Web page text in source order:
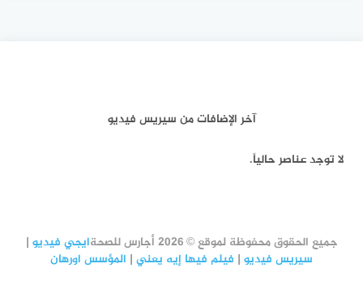
آخر الإضافات من سيريس فيديو
لا توجد عناصر حالياً.
جميع الحقوق محفوظة لموقع © 2026 أجارس للصحة ايجي فيديو |
سيريس فيديو | فيلم فيها إيه يعني | المؤسس اورهان